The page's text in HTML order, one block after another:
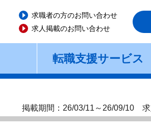
求職者の方のお問い合わせ
求人掲載のお問い合わせ
転職支援サービス
掲載期間：26/03/11～26/09/10